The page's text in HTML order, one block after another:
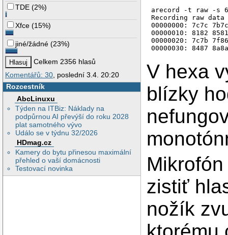
TDE (2%)
Xfce (15%)
jiné/žádné (23%)
Celkem 2356 hlasů
Komentářů: 30 , poslední 3.4. 20:20
Rozcestník
AbcLinuxu
Týden na ITBiz: Náklady na
podpůrnou AI převýší do roku 2028
plat samotného vývo
Událo se v týdnu 32/2026
HDmag.cz
Kamery do bytu přinesou maximální
přehled o vaší domácnosti
Testovací novinka
arecord -t raw -s
Recording raw
00000000: 7c7c
00000010: 8182
00000020: 7c7b
00000030: 8487
V hexa
blízky
zistiť
nožík